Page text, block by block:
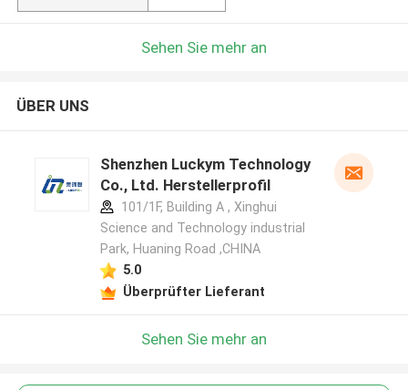
Sehen Sie mehr an
ÜBER UNS
Shenzhen Luckym Technology
Co., Ltd. Herstellerprofil
101/1F, Building A , Xinghui
Science and Technology industrial
Park, Huaning Road ,CHINA
5.0
Überprüfter Lieferant
Sehen Sie mehr an